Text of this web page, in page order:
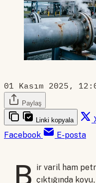
01 Kasım 2025,
Paylaş
Linki kopyala
Facebook
E-posta
B ir varil ham
çıktığında